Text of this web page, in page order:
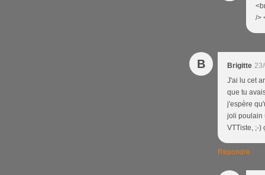
/>
B Brigitte
J'ai lu cet
que tu
j'espère
joli poulain
VTTiste, ;-)
Répondre